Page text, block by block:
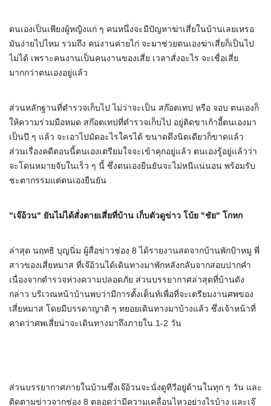
ตนเองเป็นเพียงผู้หญิงแก่ ๆ คนหนึ่งจะมีปัญหาฆ่าเสี่ยในบ้านเลยเหรอ
มันง่ายไปไหม รวมถึง คนงานค่ายไก่ จะมาช่วยตนเองฆ่าเสี่ยก็เป็นไป
ไม่ได้ เพราะคนงานเป็นคนงานของเสี่ย เวลาสั่งอะไร จะเชื่อเสี่ย
มากกว่าตนเองอยู่แล้ว
ส่วนหลักฐานที่ตำรวจเก็บไป ไม่ว่าจะเป็น สก๊อตเทป หรือ จอบ ตนเองก็
ให้ความร่วมมือหมด สก๊อตเทปที่ตำรวจเก็บไป อยู่ติดขาเก้าอี้ตนเองมา
เป็นปี ๆ แล้ว จะเอาไปมัดอะไรใครได้ ขนาดดึงนิดเดียวก็ขาดแล้ว
ส่วนเรื่องคดีตอนนี้ตนเองเตรียมใจจะเข้าคุกอยู่แล้ว ตนเองรู้อยู่แล้วว่า
จะโดนหมายจับในเร็ว ๆ นี้ ซึ่งตนเองยืนยันจะไม่หนีแน่นอน พร้อมรับ
ชะตากรรมแต่ตนเองยืนยัน
"เจ๊อ้วน" ยันไม่ได้สั่งตายเสี่ยที่บ้าน เก็บตัวดูข่าว โบ้ย "ชัย" โกหก
ล่าสุด นฤทธิ บุญนิ่ม ผู้สื่อข่าวช่อง 8 ได้รายงานสดจากบ้านพักป้าหมู พี่
สาวของเสี่ยหมาส ที่เจ๊อ้วนได้เดินทางมาพักหลังกลับจากสอบปากคำ
เนื่องจากตำรวจห่วงความปลอดภัย ส่วนบรรยากาศล่าสุดที่บ้านดัง
กล่าว บริเวณหน้าบ้านพบว่ามีการตั้งเต็นท์เพื่อที่จะเตรียมงานศพของ
เสี่ยหมาส โดยมีบรรดาญาติ ๆ ทยอยเดินทางมาบ้างแล้ว ซึ่งเจ้าหน้าที่
คาดว่าศพเสี่ยน่าจะเดินทางมาถึงภายใน 1-2 วัน
ส่วนบรรยากาศภายในบ้านซึ่งเจ๊อ้วนจะนั่งดูทีวีอยู่ด้านในทุก ๆ วัน และ
ติดตามข่าวจากช่อง 8 ตลอดว่ามีความเคลื่อนไหวอย่างไรบ้าง และเจ๊